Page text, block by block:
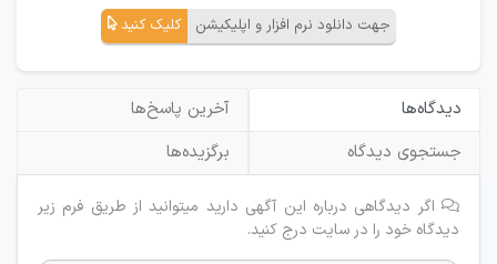
جهت دانلود نرم افزار و اپلیکیشن کلیک کنید
دیدگاه‌ها
آخرین پاسخ‌ها
جستجوی دیدگاه
برگزیده‌ها
اگر دیدگاهی درباره این آگهی دارید میتوانید از طریق فرم زیر
دیدگاه خود را در سایت درج کنید.